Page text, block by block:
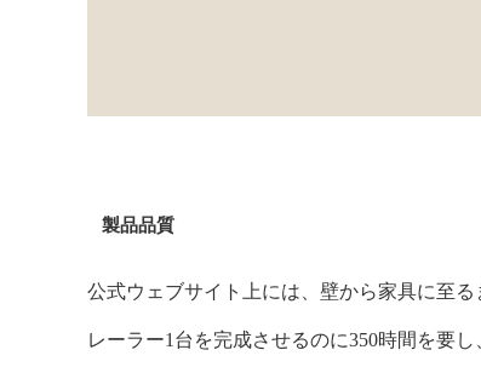
製品品質
公式ウェブサイト上には、壁から家具に至
レーラー1台を完成させるのに350時間を要